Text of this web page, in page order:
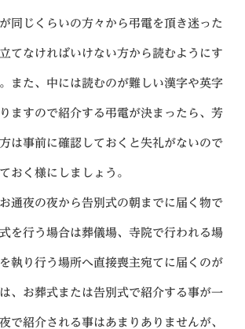
同じくらいの方々から弔電を頂き迷った
てなければいけない方から読むようにす
また、中には読むのが難しい漢字や英字
ますので紹介する弔電が決まったら、芳
は事前に確認しておくと失礼がないので
おく様にしましょう。
通夜の夜から告別式の朝までに届く物で
を行う場合は葬儀場、寺院で行われる場
執り行う場所へ直接喪主宛てに届くのが
、お葬式または告別式で紹介する事が一
で紹介される事はあまりありませんが、